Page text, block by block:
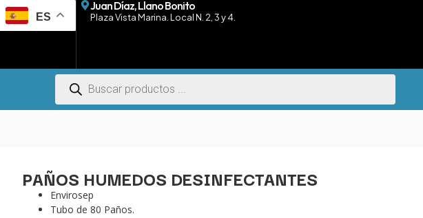
ES
Juan Díaz, Llano Bonito
Plaza Vista Marina. Local N. 2, 3 y 4.
PAÑOS HUMEDOS DESINFECTANTES
Envirosep
Tubo de 80 Paños.